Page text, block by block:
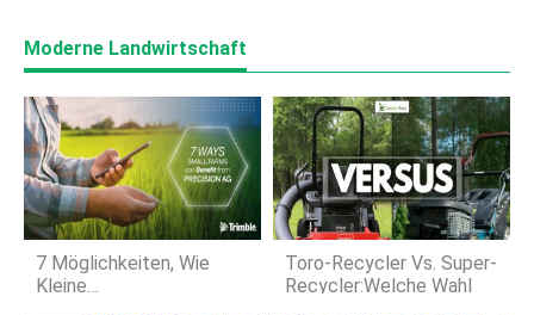
Moderne Landwirtschaft
7 Möglichkeiten, Wie
Kleine
Toro-Recycler Vs. Super-
Recycler:Welche Wahl